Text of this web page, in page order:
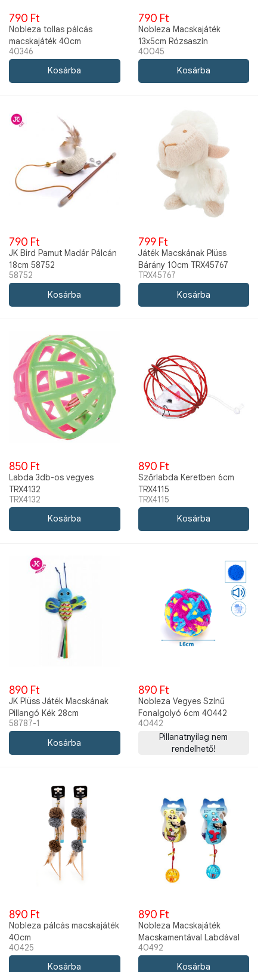
790 Ft
Nobleza tollas pálcás
macskajáték 40cm
40346
790 Ft
Nobleza Macskajáték
13x5cm Rózsaszín
40045
790 Ft
JK Bird Pamut Madár Pálcán
18cm 58752
58752
799 Ft
Játék Macskának Plüss
Bárány 10cm TRX45767
TRX45767
850 Ft
Labda 3db-os vegyes
TRX4132
TRX4132
890 Ft
Szőrlabda Keretben 6cm
TRX4115
TRX4115
890 Ft
JK Plüss Játék Macskának
Pillangó Kék 28cm
58787-1
890 Ft
Nobleza Vegyes Színű
Fonalgolyó 6cm 40442
40442
Pillanatnyilag nem
rendelhető!
890 Ft
Nobleza pálcás macskajáték
40cm
40425
890 Ft
Nobleza Macskajáték
Macskamentával Labdával
40492